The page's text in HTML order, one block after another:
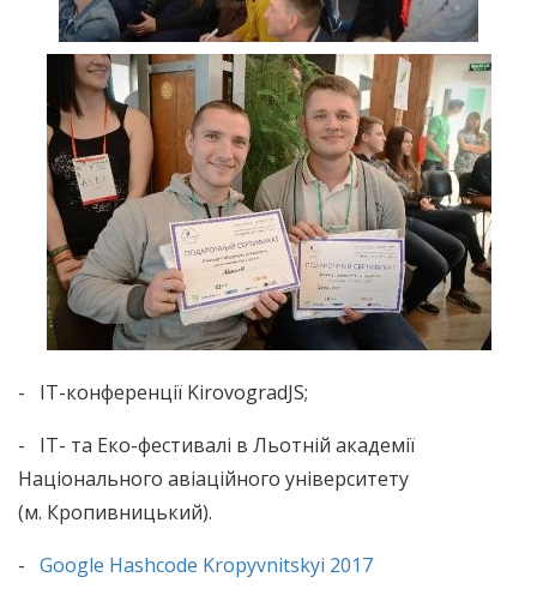
- ІТ-конференції KirovogradJS;
- ІТ- та Еко-фестивалі в Льотній академії
Національного авіаційного університету
(м. Кропивницький).
- Google Hashcode Kropyvnitskyi 2017